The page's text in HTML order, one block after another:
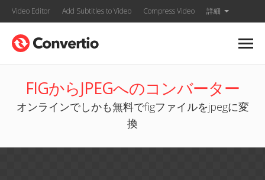
Video Editor Add Subtitles to Video Compress Video 詳細
FIGからJPEGへのコンバーター
オンラインでしかも無料でfigファイルをjpegに変
換